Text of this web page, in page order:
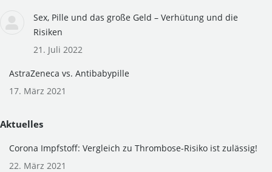
Sex, Pille und das große Geld – Verhütung und die
Risiken
21. Juli 2022
AstraZeneca vs. Antibabypille
17. März 2021
Aktuelles
Corona Impfstoff: Vergleich zu Thrombose-Risiko ist zulässig!
22. März 2021